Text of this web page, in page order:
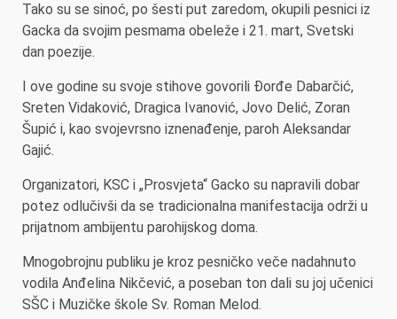
Tako su se sinoć, po šesti put zaredom, okupili pesnici iz
Gacka da svojim pesmama obeleže i 21. mart, Svetski
dan poezije.
I ove godine su svoje stihove govorili Đorđe Dabarčić,
Sreten Vidaković, Dragica Ivanović, Jovo Delić, Zoran
Šupić i, kao svojevrsno iznenađenje, paroh Aleksandar
Gajić.
Organizatori, KSC i „Prosvjeta“ Gacko su napravili dobar
potez odlučivši da se tradicionalna manifestacija održi u
prijatnom ambijentu parohijskog doma.
Mnogobrojnu publiku je kroz pesničko veče nadahnuto
vodila Anđelina Nikčević, a poseban ton dali su joj učenici
SŠC i Muzičke škole Sv. Roman Melod.